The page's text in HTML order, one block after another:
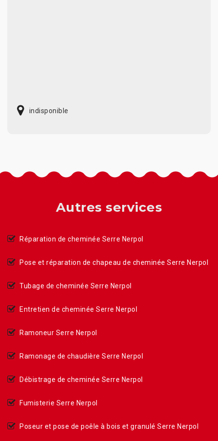
indisponible
Autres services
Réparation de cheminée Serre Nerpol
Pose et réparation de chapeau de cheminée Serre Nerpol
Tubage de cheminée Serre Nerpol
Entretien de cheminée Serre Nerpol
Ramoneur Serre Nerpol
Ramonage de chaudière Serre Nerpol
Débistrage de cheminée Serre Nerpol
Fumisterie Serre Nerpol
Poseur et pose de poêle à bois et granulé Serre Nerpol